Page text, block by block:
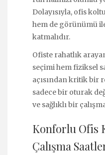
Dolayısıyla, ofis
hem de görünümü
katmalıdır.
Ofiste rahatlık
seçimi hem fiziksel
açısından kritik bir
sadece bir oturak
ve sağlıklı bir
Konforlu Ofis
Çalışma